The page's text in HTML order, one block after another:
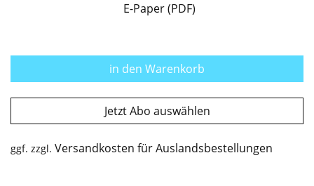
E-Paper (PDF)
in den Warenkorb
Jetzt Abo auswählen
ggf. zzgl. Versandkosten für Auslandsbestellungen